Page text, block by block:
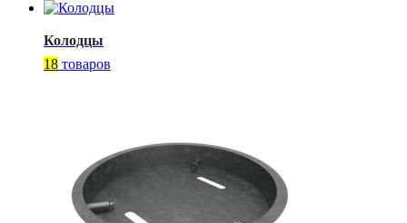
Колодцы
18 товаров